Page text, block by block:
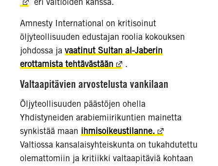
Amnesty International on kritisoinut
öljyteollisuuden edustajan roolia kokouksen
johdossa ja vaatinut Sultan al-Jaberin
erottamista tehtävästään
.
Valtaapitävien arvostelusta vankilaan
Öljyteollisuuden päästöjen ohella
Yhdistyneiden arabiemiirikuntien mainetta
synkistää maan ihmisoikeustilanne.
Valtiossa kansalaisyhteiskunta on tukahdutettu
olemattomiin ja kritiikki valtaapitäviä kohtaan